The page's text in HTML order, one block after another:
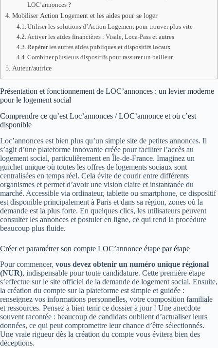
LOC’annonces ?
Mobiliser Action Logement et les aides pour se loger
Utiliser les solutions d’Action Logement pour trouver plus vite
Activer les aides financières : Visale, Loca-Pass et autres
Repérer les autres aides publiques et dispositifs locaux
Combiner plusieurs dispositifs pour rassurer un bailleur
Auteur/autrice
Présentation et fonctionnement de LOC’annonces : un levier moderne
pour le logement social
Comprendre ce qu’est Loc’annonces / LOC’annonce et où c’est
disponible
Loc’annonces est bien plus qu’un simple site de petites annonces. Il
s’agit d’une plateforme innovante créée pour faciliter l’accès au
logement social, particulièrement en Île-de-France. Imaginez un
guichet unique où toutes les offres de logements sociaux sont
centralisées en temps réel. Cela évite de courir entre différents
organismes et permet d’avoir une vision claire et instantanée du
marché. Accessible via ordinateur, tablette ou smartphone, ce dispositif
est disponible principalement à Paris et dans sa région, zones où la
demande est la plus forte. En quelques clics, les utilisateurs peuvent
consulter les annonces et postuler en ligne, ce qui rend la procédure
beaucoup plus fluide.
Créer et paramétrer son compte LOC’annonce étape par étape
Pour commencer, vous devez obtenir un numéro unique régional
(NUR), indispensable pour toute candidature. Cette première étape
s’effectue sur le site officiel de la demande de logement social. Ensuite,
la création du compte sur la plateforme est simple et guidée :
renseignez vos informations personnelles, votre composition familiale
et ressources. Pensez à bien tenir ce dossier à jour ! Une anecdote
souvent racontée : beaucoup de candidats oublient d’actualiser leurs
données, ce qui peut compromettre leur chance d’être sélectionnés.
Une vraie rigueur dès la création du compte vous évitera bien des
déceptions.